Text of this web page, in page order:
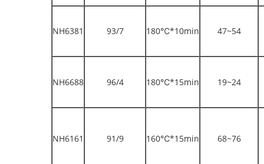
NH6381 93/7 180℃*10min 47~54
NH6688 96/4 180℃*15min 19~24
NH6161 91/9 160℃*15min 68~76